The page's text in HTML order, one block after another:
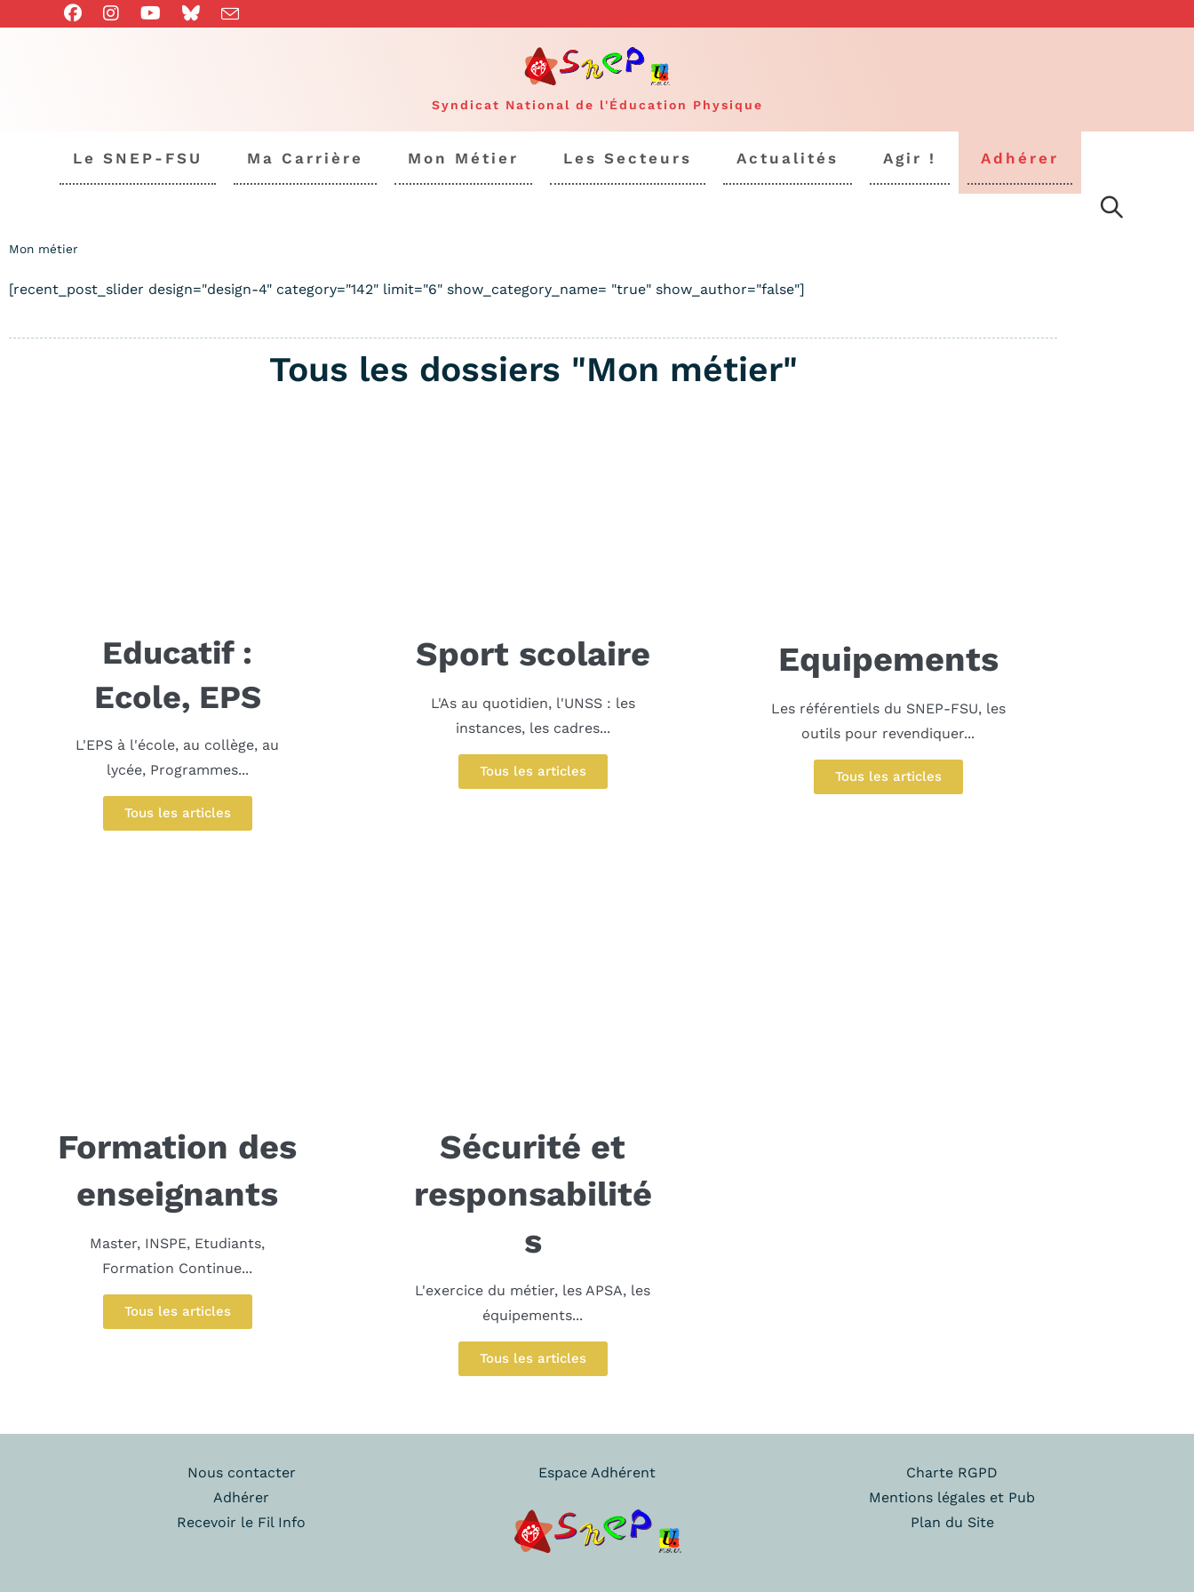
Syndicat National de l'Éducation Physique
Le SNEP-FSU Ma Carrière Mon Métier Les Secteurs Actualités Agir ! Adhérer
Mon métier
[recent_post_slider design="design-4" category="142" limit="6" show_category_name= "true" show_author="false"]
Tous les dossiers "Mon métier"
Educatif :
Ecole, EPS
L'EPS à l'école, au collège, au
lycée, Programmes...
Tous les articles
Sport scolaire
L'As au quotidien, l'UNSS : les
instances, les cadres...
Tous les articles
Equipements
Les référentiels du SNEP-FSU, les
outils pour revendiquer...
Tous les articles
Formation des
enseignants
Master, INSPE, Etudiants,
Formation Continue...
Tous les articles
Sécurité et
responsabilité
s
L'exercice du métier, les APSA, les
équipements...
Tous les articles
Nous contacter
Adhérer
Recevoir le Fil Info
Espace Adhérent
Charte RGPD
Mentions légales et Pub
Plan du Site